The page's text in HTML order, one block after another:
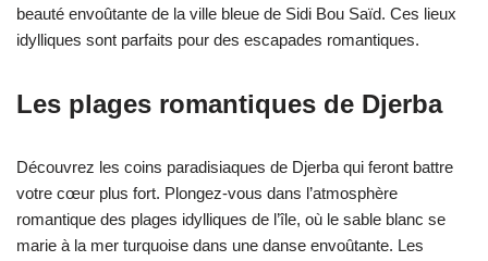
beauté envoûtante de la ville bleue de Sidi Bou Saïd. Ces lieux
idylliques sont parfaits pour des escapades romantiques.
Les plages romantiques de Djerba
Découvrez les coins paradisiaques de Djerba qui feront battre
votre cœur plus fort. Plongez-vous dans l’atmosphère
romantique des plages idylliques de l’île, où le sable blanc se
marie à la mer turquoise dans une danse envoûtante. Les